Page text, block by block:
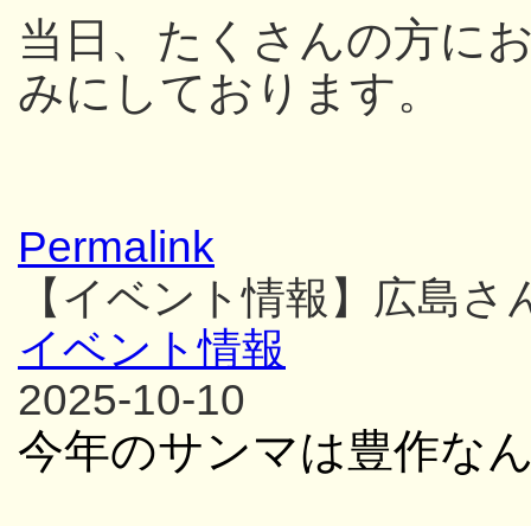
当日、たくさんの方に
みにしております。
Permalink
【イベント情報】広島さ
イベント情報
2025-10-10
今年のサンマは豊作な